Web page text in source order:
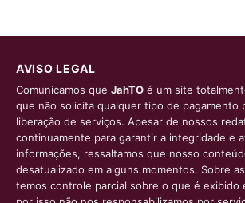
AVISO LEGAL
Comunicamos que JahTO é um site
que não solicita qualquer tipo de pagamento
liberação de serviços. Apesar de nossos
continuamente para garantir a integridade e
informações, ressaltamos que nosso
desatualizado em alguns momentos. Sobre
temos controle parcial sobre o que é exibido